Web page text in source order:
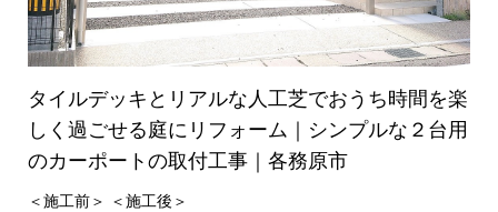
タイルデッキとリアルな人工芝でおうち時間を楽
しく過ごせる庭にリフォーム｜シンプルな２台用
のカーポートの取付工事｜各務原市
＜施工前＞ ＜施工後＞